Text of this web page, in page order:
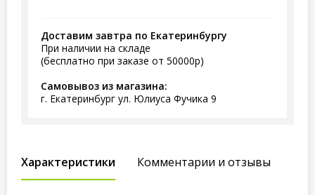
Доставим завтра по Екатеринбургу
При наличии на складе
(бесплатно при заказе от 50000р)
Самовывоз из магазина:
г. Екатеринбург ул. Юлиуса Фучика 9
Характеристики Комментарии и отзывы